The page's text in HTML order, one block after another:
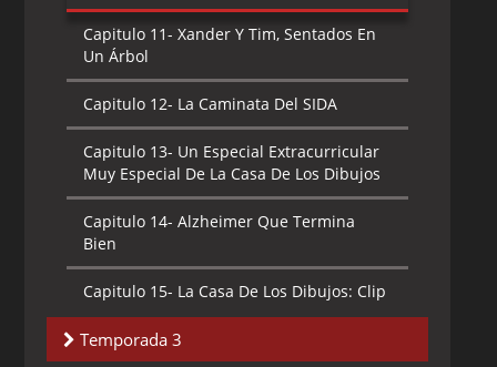
Capitulo 11- Xander Y Tim, Sentados En
Un Árbol
Capitulo 12- La Caminata Del SIDA
Capitulo 13- Un Especial Extracurricular
Muy Especial De La Casa De Los Dibujos
Capitulo 14- Alzheimer Que Termina
Bien
Capitulo 15- La Casa De Los Dibujos: Clip
Show
Temporada 3